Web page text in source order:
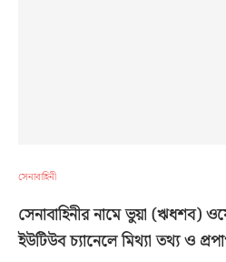
সেনাবাহিনী
সেনাবাহিনীর নামে ভুয়া (ঋধশব)
ইউটিউব চ্যানেলে মিথ্যা তথ্য ও